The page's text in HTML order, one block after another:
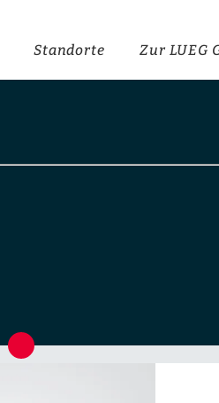
Standorte Zur LUEG